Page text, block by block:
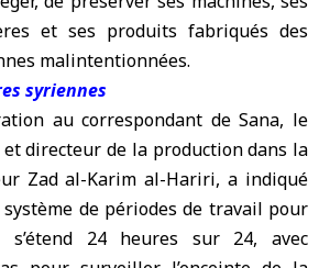
et ses produits fabriqués des
malintentionnées.
syriennes
au correspondant de Sana, le
directeur de la production dans la
Zad al-Karim al-Hariri, a indiqué
de périodes de travail pour
24 heures sur 24, avec